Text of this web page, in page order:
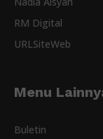
RM Digital
URLSiteWeb
Menu
Buletin